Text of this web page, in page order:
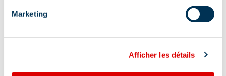
Marketing
Afficher les détails
Lokalisatie